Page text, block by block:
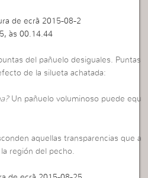
del pañuelo desiguales. Puntas
de la silueta achatada:
Un pañuelo voluminoso puede equ
aquellas transparencias que a
región del pecho.